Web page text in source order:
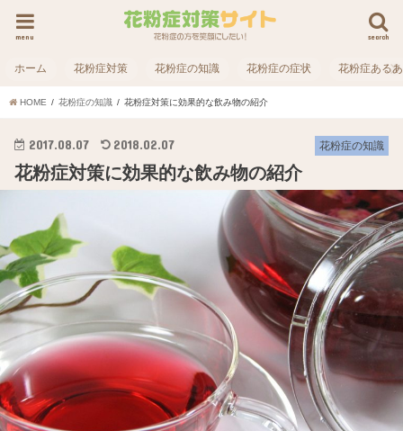
search
menu
ホーム 花粉症対策 花粉症の知識 花粉症の症状 花粉症ある
HOME 花粉症の知識 花粉症対策に効果的な飲み物の紹介
花粉症の知識
2017.08.07 2018.02.07
花粉症対策に効果的な飲み物の紹介